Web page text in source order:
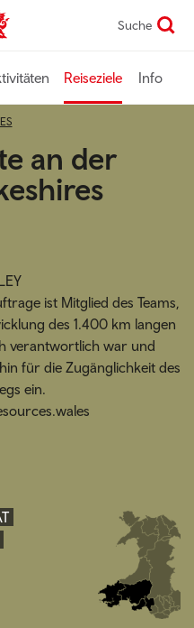
home Suche
Reiseziele Info
an der
ist Mitglied des Teams,
des 1.400 km langen
verantwortlich war und
für die Zugänglichkeit des
ein.